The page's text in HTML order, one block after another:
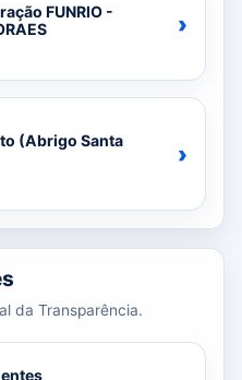
FUNRIO -
›
(Abrigo Santa
›
da Transparência.